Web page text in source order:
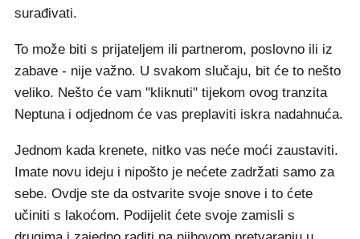
surađivati.
To može biti s prijateljem ili partnerom, poslovno ili iz
zabave - nije važno. U svakom slučaju, bit će to nešto
veliko. Nešto će vam "kliknuti" tijekom ovog tranzita
Neptuna i odjednom će vas preplaviti iskra nadahnuća.
Jednom kada krenete, nitko vas neće moći zaustaviti.
Imate novu ideju i nipošto je nećete zadržati samo za
sebe. Ovdje ste da ostvarite svoje snove i to ćete
učiniti s lakoćom. Podijelit ćete svoje zamisli s